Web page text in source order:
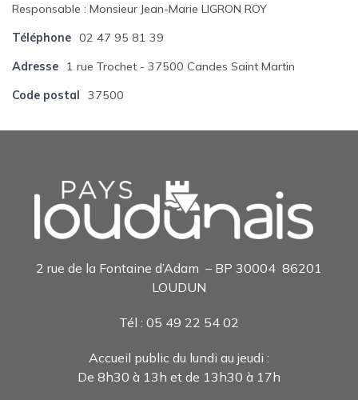
Responsable : Monsieur Jean-Marie LIGRON ROY
Téléphone 02 47 95 81 39
Adresse
1 rue Trochet - 37500 Candes Saint Martin
Code postal
37500
2 rue de la Fontaine d’Adam – BP 30004 86201
LOUDUN
Tél : 05 49 22 54 02
Accueil public du lundi au jeudi :
De 8h30 à 13h et de 13h30 à 17h